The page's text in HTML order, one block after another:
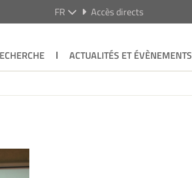
FR Accès directs
ACTUALITÉS ET ÉVÈNEMENTS